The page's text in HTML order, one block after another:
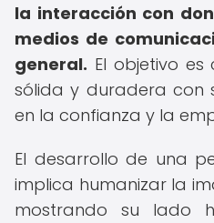
la interacción con
medios de
general. El objetivo es
sólida y duradera con
en la confianza y la
El desarrollo de una
implica humanizar la
mostrando su lado